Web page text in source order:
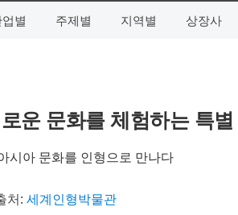
별 주제별 지역별 상장사
운 문화를 체험하는 특별
시아 문화를 인형으로 만나다
처: 세계인형박물관